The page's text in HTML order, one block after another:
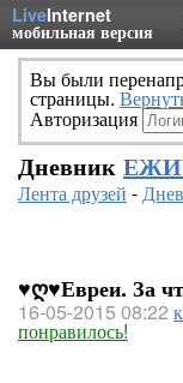
LiveInternet
мобильная версия
Вы были
страницы.
Авторизация
Дневник
Лента друзей -
♥ღ♥Евреи. За
16-05-2015 08:22
понравилось!